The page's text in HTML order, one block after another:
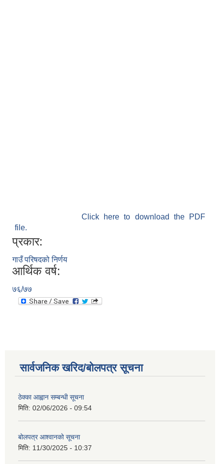
Click here to download the PDF
file.
प्रकार:
गाउँ परिषदको निर्णय
आर्थिक वर्ष:
७६/७७
सार्वजनिक खरिद/बोलपत्र सूचना
ठेक्का आह्वान सम्बन्धी सूचना
मिति: 02/06/2026 - 09:54
बोलपत्र आश्वानको सूचना
मिति: 11/30/2025 - 10:37